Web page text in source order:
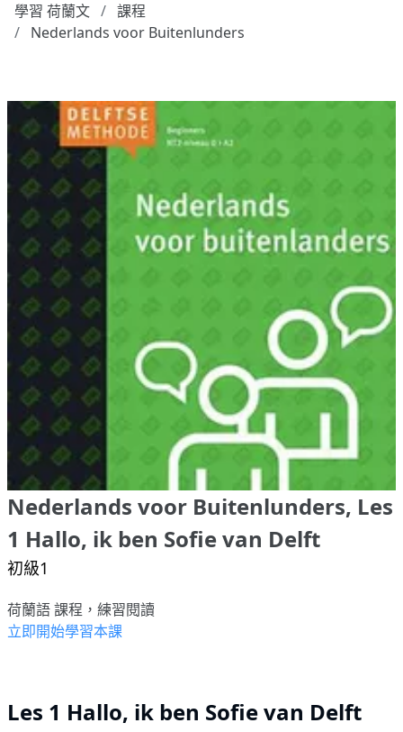
學習 荷蘭文
課程
Nederlands voor Buitenlunders
Nederlands voor Buitenlunders, Les
1 Hallo, ik ben Sofie van Delft
初級1
荷蘭語 課程，練習閱讀
立即開始學習本課
Les 1 Hallo, ik ben Sofie van Delft